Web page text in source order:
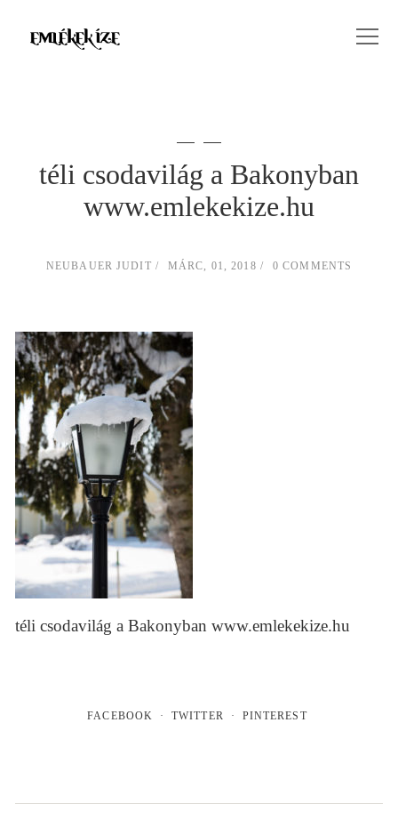
téli csodavilág a Bakonyban
www.emlekekize.hu
NEUBAUER JUDIT MÁRC, 01, 2018 0 COMMENTS
téli csodavilág a Bakonyban www.emlekekize.hu
FACEBOOK TWITTER PINTEREST